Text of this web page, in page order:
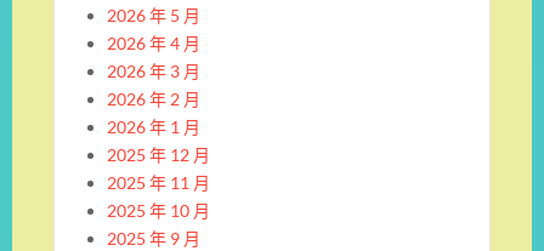
2026 年 5 月
2026 年 4 月
2026 年 3 月
2026 年 2 月
2026 年 1 月
2025 年 12 月
2025 年 11 月
2025 年 10 月
2025 年 9 月